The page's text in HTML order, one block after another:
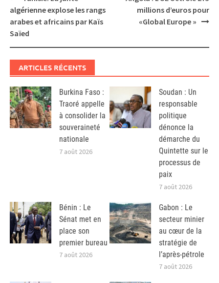
navigation
algérienne explose les rangs
arabes et africains par Kaïs
Saïed
millions d’euros pour
«Global Europe »
ARTICLES RÉCENTS
Burkina Faso :
Traoré appelle
à consolider la
souveraineté
nationale
7 août 2026
Soudan : Un
responsable
politique
dénonce la
démarche du
Quintette sur le
processus de
paix
7 août 2026
Bénin : Le
Sénat met en
place son
premier bureau
7 août 2026
Gabon : Le
secteur minier
au cœur de la
stratégie de
l’après-pétrole
7 août 2026